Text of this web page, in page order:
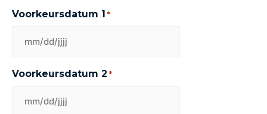
Voorkeursdatum 1 *
Voorkeursdatum 2 *